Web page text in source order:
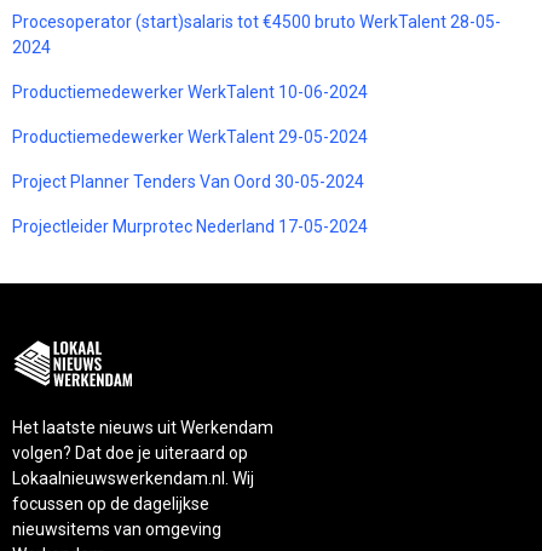
Procesoperator (start)salaris tot €4500 bruto WerkTalent 28-05-
2024
Productiemedewerker WerkTalent 10-06-2024
Productiemedewerker WerkTalent 29-05-2024
Project Planner Tenders Van Oord 30-05-2024
Projectleider Murprotec Nederland 17-05-2024
Het laatste nieuws uit Werkendam
volgen? Dat doe je uiteraard op
Lokaalnieuwswerkendam.nl. Wij
focussen op de dagelijkse
nieuwsitems van omgeving